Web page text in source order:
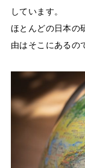
しています。
ほとんどの日本の
由はそこにあるの